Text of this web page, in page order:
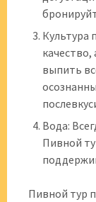
Культура
качество,
выпить
Вода:
Пивной
Пивной тур